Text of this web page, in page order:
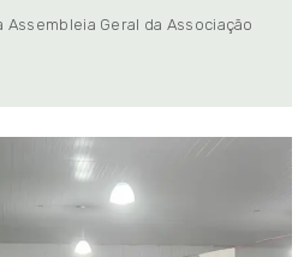
Geral da Associação